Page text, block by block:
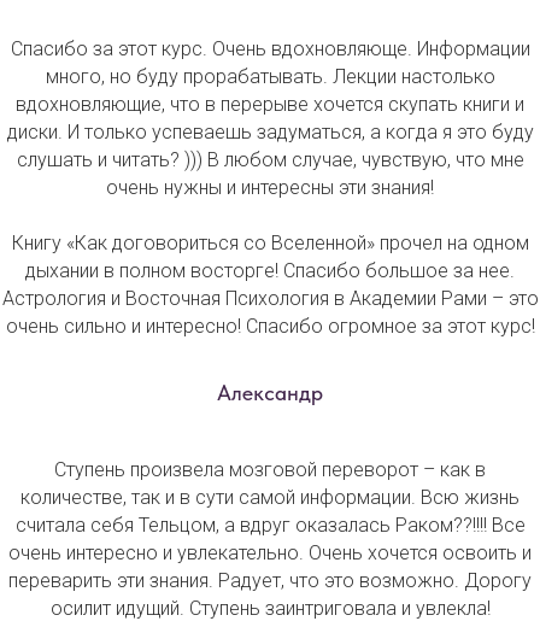
Спасибо за этот курс. Очень вдохновляюще. Информации
много, но буду прорабатывать. Лекции настолько
вдохновляющие, что в перерыве хочется скупать книги и
диски. И только успеваешь задуматься, а когда я это буду
слушать и читать? ))) В любом случае, чувствую, что мне
очень нужны и интересны эти знания!
Книгу «Как договориться со Вселенной» прочел на одном
дыхании в полном восторге! Спасибо большое за нее.
Астрология и Восточная Психология в Академии Рами – это
очень сильно и интересно! Спасибо огромное за этот курс!
Александр
Ступень произвела мозговой переворот – как в
количестве, так и в сути самой информации. Всю жизнь
считала себя Тельцом, а вдруг оказалась Раком??!!!! Все
очень интересно и увлекательно. Очень хочется освоить и
переварить эти знания. Радует, что это возможно. Дорогу
осилит идущий. Ступень заинтриговала и увлекла!